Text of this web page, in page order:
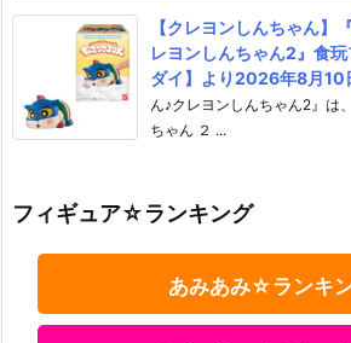
【クレヨンしんちゃん】
レヨンしんちゃん2』食
ダイ】より2026年8月10
ん♪クレヨンしんちゃん2』は
ちゃん ２ ...
フィギュア☆ランキング
あみあみ☆ランキ